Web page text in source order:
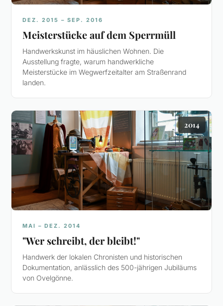
DEZ. 2015 – SEP. 2016
Meisterstücke auf dem Sperrmüll
Handwerkskunst im häuslichen Wohnen. Die
Ausstellung fragte, warum handwerkliche
Meisterstücke im Wegwerfzeitalter am Straßenrand
landen.
2014
MAI – DEZ. 2014
"Wer schreibt, der bleibt!"
Handwerk der lokalen Chronisten und historischen
Dokumentation, anlässlich des 500-jährigen Jubiläums
von Ovelgönne.